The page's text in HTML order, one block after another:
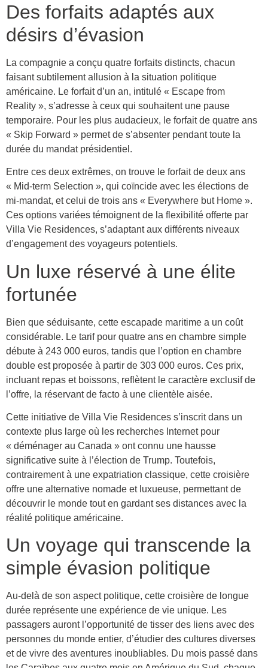
Des forfaits adaptés aux
désirs d’évasion
La compagnie a conçu quatre forfaits distincts, chacun
faisant subtilement allusion à la situation politique
américaine. Le forfait d’un an, intitulé « Escape from
Reality », s’adresse à ceux qui souhaitent une pause
temporaire. Pour les plus audacieux, le forfait de quatre ans
« Skip Forward » permet de s’absenter pendant toute la
durée du mandat présidentiel.
Entre ces deux extrêmes, on trouve le forfait de deux ans
« Mid-term Selection », qui coïncide avec les élections de
mi-mandat, et celui de trois ans « Everywhere but Home ».
Ces options variées témoignent de la flexibilité offerte par
Villa Vie Residences, s’adaptant aux différents niveaux
d’engagement des voyageurs potentiels.
Un luxe réservé à une élite
fortunée
Bien que séduisante, cette escapade maritime a un coût
considérable. Le tarif pour quatre ans en chambre simple
débute à 243 000 euros, tandis que l’option en chambre
double est proposée à partir de 303 000 euros. Ces prix,
incluant repas et boissons, reflètent le caractère exclusif de
l’offre, la réservant de facto à une clientèle aisée.
Cette initiative de Villa Vie Residences s’inscrit dans un
contexte plus large où les recherches Internet pour
« déménager au Canada » ont connu une hausse
significative suite à l’élection de Trump. Toutefois,
contrairement à une expatriation classique, cette croisière
offre une alternative nomade et luxueuse, permettant de
découvrir le monde tout en gardant ses distances avec la
réalité politique américaine.
Un voyage qui transcende la
simple évasion politique
Au-delà de son aspect politique, cette croisière de longue
durée représente une expérience de vie unique. Les
passagers auront l’opportunité de tisser des liens avec des
personnes du monde entier, d’étudier des cultures diverses
et de vivre des aventures inoubliables. Du mois passé dans